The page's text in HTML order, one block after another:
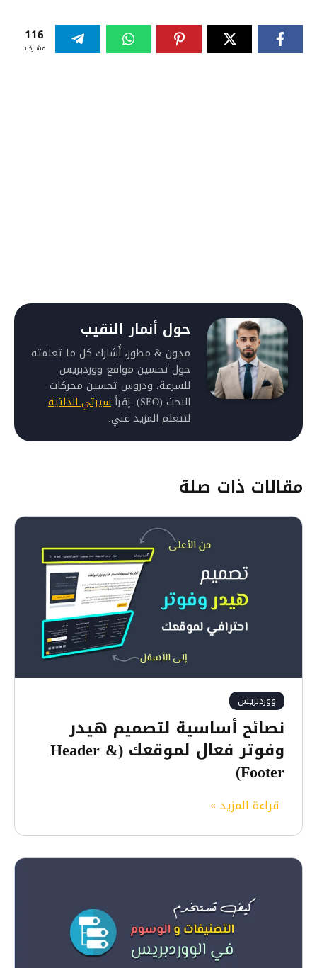
116
مشاركات
حول أنمار النقيب
مدون & مطور، أُشارك كل ما تعلمته
حول تحسين مواقع ووردبريس
للسرعة، ودروس تحسين محركات
البحث (SEO). إقرأ
سيرتي الذاتية
لتتعلم المزيد عني.
مقالات ذات صلة
ووردبريس
نصائح أساسية لتصميم هيدر
وفوتر فعال لموقعك (Header &
Footer)
قراءة المزيد »
ا
ئ
س
ا
س